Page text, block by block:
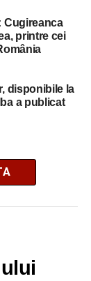
Cugireanca
printre cei
disponibile la
a publicat